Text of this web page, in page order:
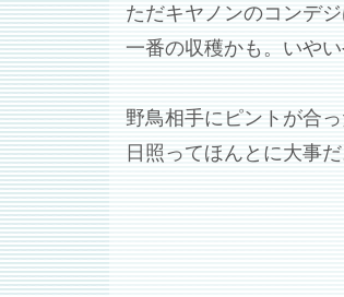
ただキヤノンのコンデ
一番の収穫かも。いや
野鳥相手にピントが合
日照ってほんとに大事だ